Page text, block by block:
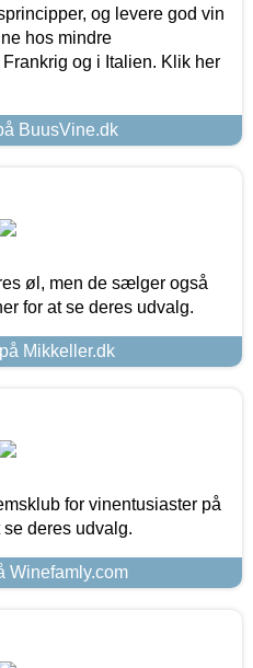
og levere god vin
hos mindre
og i Italien. Klik her
BuusVine.dk
øl, men de sælger også
for at se deres udvalg.
Mikkeller.dk
for vinentusiaster på
deres udvalg.
Winefamly.com